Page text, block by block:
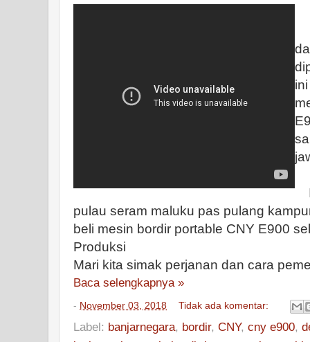
pulau seram maluku pas pulang
beli mesin bordir portable CNY E900
Produksi
Mari kita simak perjanan dan cara
Baca selengkapnya »
- November 03, 2018 Tidak ada komentar:
Label: banjarnegara, bordir, CNY, cny e900,